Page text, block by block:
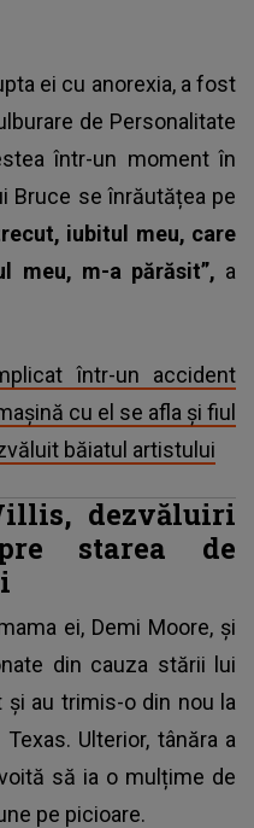
ei cu anorexia, a fost
de Personalitate
într-un moment în
Bruce se înrăutățea pe
iubitul meu, care
meu, m-a părăsit”, a
într-un accident
cu el se afla și fiul
băiatul artistului
dezvăluiri
starea de
ei, Demi Moore, și
din cauza stării lui
și au trimis-o din nou la
Ulterior, tânăra a
să ia o mulțime de
pe picioare.